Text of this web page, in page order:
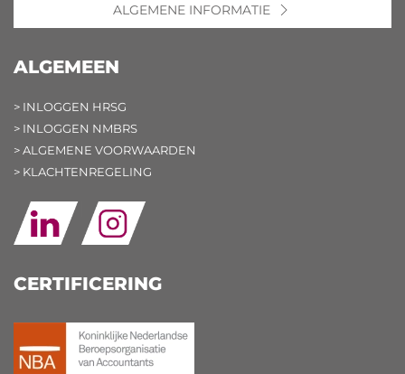
ALGEMENE INFORMATIE
ALGEMEEN
> INLOGGEN HRSG
> INLOGGEN NMBRS
> ALGEMENE VOORWAARDEN
> KLACHTENREGELING
CERTIFICERING